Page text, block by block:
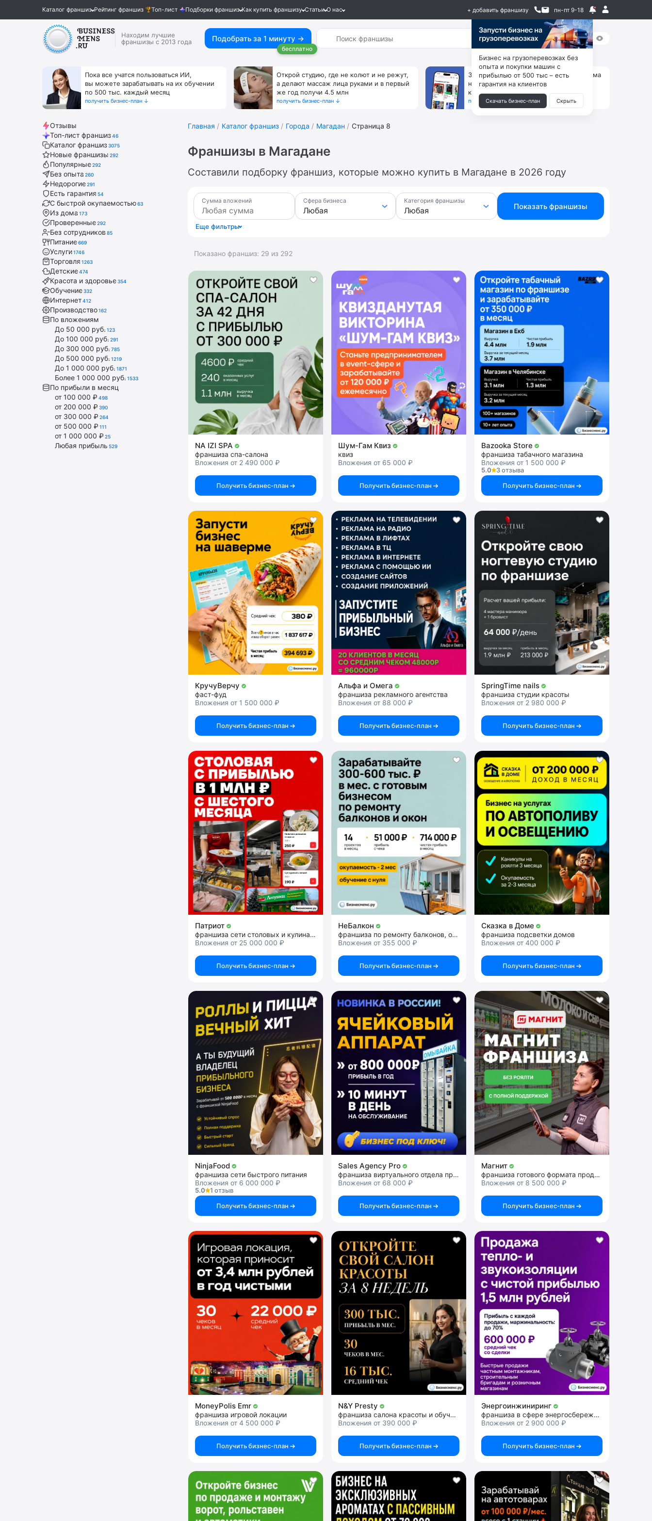
Каталог франшиз Рейтинг франшиз Топ-лист Подборки франшиз Как купить франшизу Статьи О нас + добавить франшизу пн-пт 9-18
Находим лучшие
франшизы с 2013 года
Подобрать за 1 минуту →
бесплатно
Пока все учатся пользоваться ИИ,
вы можете зарабатывать на их обучении
по 500 тыс. каждый месяц
получить бизнес-план ↓
Открой студию, где не колют и не режут,
а делают массаж лица руками и в первый
же год получи 4.5 млн
получить бизнес-план ↓
За 90 тыс. открой магазин на Авито, дома
ни коробок, ни товара, ни склада, зато
каждый месяц +125 тыс. чистыми
получить бизнес-план ↓
Отзывы
Топ-лист франшиз46
Каталог франшиз3075
Новые франшизы 292
Популярные292
Без опыта 260
Недорогие291
Есть гарантия 54
С быстрой окупаемостью63
Из дома 173
Проверенные292
Без сотрудников 85
Питание669
Услуги1746
Торговля 1263
Детские474
Красота и здоровье354
Обучение332
Интернет412
Производство162
По вложениям
До 50 000 руб. 123
До 100 000 руб. 291
До 300 000 руб. 785
До 500 000 руб. 1219
До 1 000 000 руб. 1871
Более 1 000 000 руб. 1533
По прибыли в месяц
от 100 000 ₽ 498
от 200 000 ₽ 390
от 300 000 ₽ 264
от 500 000 ₽ 111
от 1 000 000 ₽ 25
Любая прибыль 529
Главная Каталог франшиз Города Магадан Страница 8
Франшизы в Магадане
Составили подборку франшиз, которые можно купить в Магадане в 2026 году
Сумма вложений Сфера бизнеса Категория франшизы
Показать франшизы
Еще фильтры
Показано франшиз: 29 из 292
NA IZI SPA
франшиза спа-салона
Вложения от 2 490 000 ₽
Получить бизнес-план
Шум-Гам Квиз
квиз
Вложения от 65 000 ₽
Получить бизнес-план
Bazooka Store
франшиза табачного магазина
Вложения от 1 500 000 ₽
5.0
3 отзыва
Получить бизнес-план
КручуВерчу
фаст-фуд
Вложения от 1 500 000 ₽
Получить бизнес-план
Альфа и Омега
франшиза рекламного агентства
Вложения от 88 000 ₽
Получить бизнес-план
SpringTime nails
франшиза студии красоты
Вложения от 2 980 000 ₽
Получить бизнес-план
Патриот
франшиза сети столовых и кулинарий
Вложения от 25 000 000 ₽
Получить бизнес-план
НеБалкон
франшиза по ремонту балконов, окон и дверей
Вложения от 355 000 ₽
Получить бизнес-план
Сказка в Доме
франшиза подсветки домов
Вложения от 400 000 ₽
Получить бизнес-план
NinjaFood
франшиза сети быстрого питания
Вложения от 6 000 000 ₽
5.0
1 отзыв
Получить бизнес-план
Sales Agency Pro
франшиза виртуального отдела продаж
Вложения от 68 000 ₽
Получить бизнес-план
Магнит
франшиза готового формата продуктового магазина
Вложения от 8 500 000 ₽
Получить бизнес-план
MoneyPolis Emr
франшиза игровой локации
Вложения от 4 500 000 ₽
Получить бизнес-план
N&Y Presty
франшиза салона красоты и обучающий центр бьюти индустрии
Вложения от 390 000 ₽
Получить бизнес-план
Энергоинжиниринг
франшиза в сфере энергосбережения
Вложения от 2 900 000 ₽
Получить бизнес-план
Бизнес на грузоперевозках без
опыта и покупки машин с
прибылью от 500 тыс – есть
гарантия на клиентов
Скачать бизнес-план Скрыть